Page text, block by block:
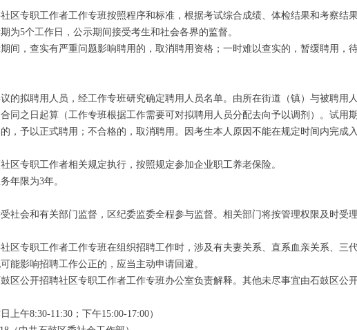
专职工作者工作专班按照程序和标准，根据考试综合成绩、体检结果和考察结
为5个工作日，公示期间接受考生和社会各界的监督。
，查实有严重问题影响聘用的，取消聘用资格；一时难以查实的，暂缓聘用，
拟聘用人员，经工作专班研究确定聘用人员名单。由所在街道（镇）与被聘用
同之日起算（工作专班根据工作需要可对拟聘用人员分配去向予以调剂）。试用
，予以正式聘用；不合格的，取消聘用。因考生本人原因不能在规定时间内完成
专职工作者相关规定执行，按照规定参加企业职工养老保险。
限为3年。
会和有关部门监督，区纪委监委全程参与监督。相关部门将按管理权限及时受
专职工作者工作专班在组织招聘工作时，涉及有夫妻关系、直系血亲关系、三
能影响招聘工作公正的，应当主动申请回避。
公开招聘社区专职工作者工作专班办公室负责解释。其他未尽事宜由石鼓区公
午8:30-11:30；下午15:00-17:00）